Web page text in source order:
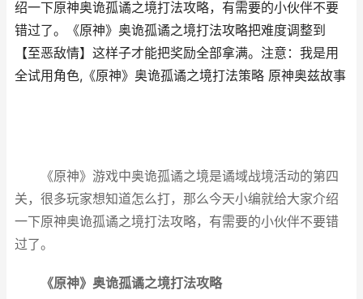
绍一下原神奥诡孤谲之境打法攻略，有需要的小伙伴不要
错过了。《原神》奥诡孤谲之境打法攻略把难度调整到
【至恶敌情】这样子才能把奖励全部拿满。注意：我是用
全试用角色,《原神》奥诡孤谲之境打法策略 原神奥兹故事
《原神》游戏中奥诡孤谲之境是谲域战境活动的第四
关，很多玩家想知道怎么打，那么今天小编就给大家介绍
一下原神奥诡孤谲之境打法攻略，有需要的小伙伴不要错
过了。
《原神》奥诡孤谲之境打法攻略